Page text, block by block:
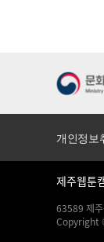
개인정보
제주웹툰
63589 제주
Copyright